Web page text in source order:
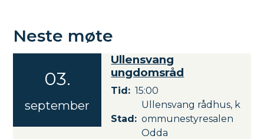
Neste møte
e
03.
september
Ullensvang
ungdomsråd
.
s
Tid 15:00
Stad
Ullensvang rådhus, k
ommunestyresalen
Odda